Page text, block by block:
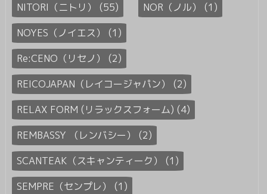
NITORI（ニトリ） (55)
NOR（ノル） (1)
NOYES（ノイエス） (1)
Re:CENO（リセノ） (2)
REICOJAPAN（レイコージャパン） (2)
RELAX FORM (リラックスフォーム) (4)
REMBASSY （レンバシー） (2)
SCANTEAK（スキャンティーク） (1)
SEMPRE（センプレ） (1)